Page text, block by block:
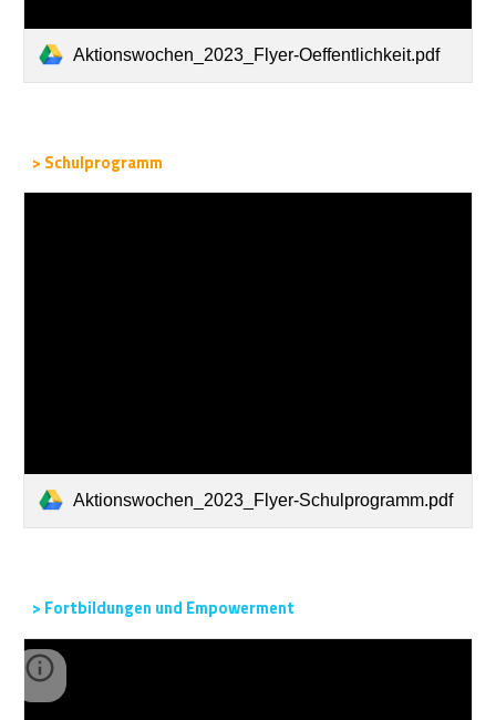
Aktionswochen_2023_Flyer-Oeffentlichkeit.pdf
> Schulprogramm
Aktionswochen_2023_Flyer-Schulprogramm.pdf
> Fortbildungen und Empowerment